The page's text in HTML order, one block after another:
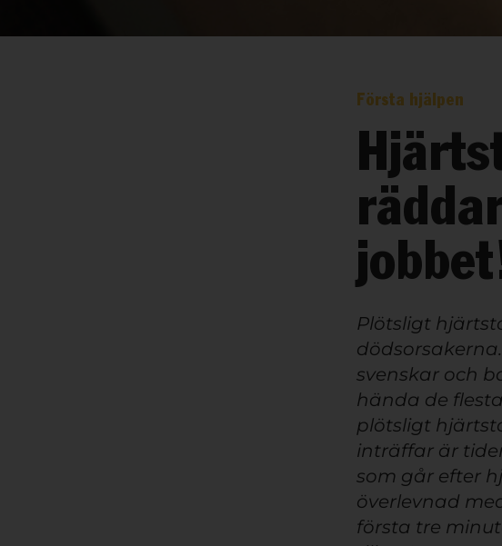
Första hjälpen
Plötsligt
svenskar och
hända de
plötsligt
inträffar är
som går efter
överlevnad
första tre